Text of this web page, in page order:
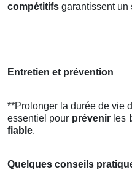
compétitifs garantissent un
Entretien et prévention
**Prolonger la durée de vie
essentiel pour prévenirles
fiable.
Quelques conseils